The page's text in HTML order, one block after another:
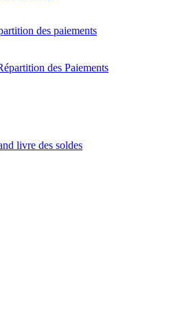
des paiements
des Paiements
livre des soldes